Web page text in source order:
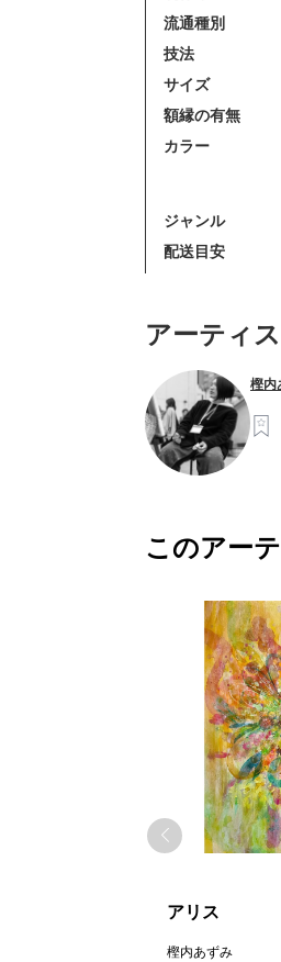
流通種別
技法
サイズ
額縁の有無
カラー
ジャンル
配送目安
アーティ
樫内
このアー
アリス
樫内あずみ